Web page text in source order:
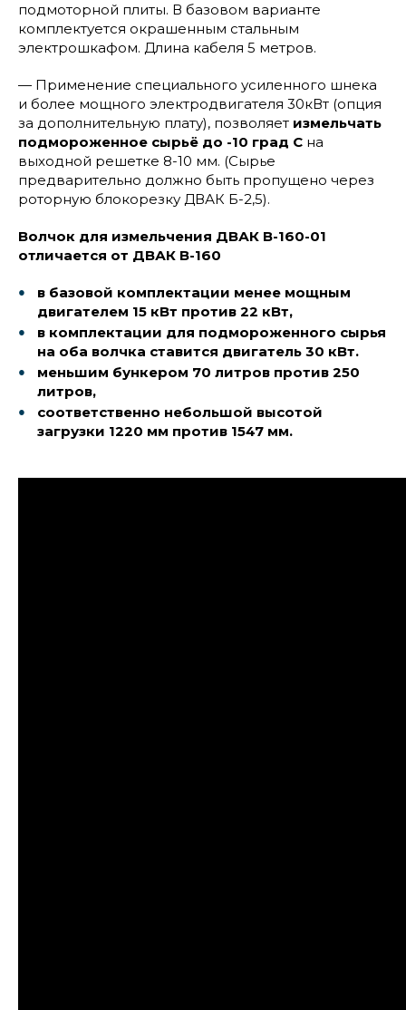
подмоторной плиты. В базовом варианте
комплектуется окрашенным стальным
электрошкафом. Длина кабеля 5 метров.
— Применение специального усиленного шнека
и более мощного электродвигателя 30кВт (опция
за дополнительную плату), позволяет измельчать
подмороженное сырьё до -10 град С на
выходной решетке 8-10 мм. (Сырье
предварительно должно быть пропущено через
роторную блокорезку ДВАК Б-2,5).
Волчок для измельчения ДВАК В-160-01
отличается от ДВАК В-160
в базовой комплектации менее мощным
двигателем 15 кВт против 22 кВт,
в комплектации для подмороженного сырья
на оба волчка ставится двигатель 30 кВт.
меньшим бункером 70 литров против 250
литров,
соответственно небольшой высотой
загрузки 1220 мм против 1547 мм.